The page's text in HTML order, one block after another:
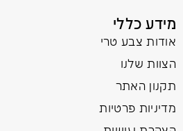
מידע כללי
אודות צבע טרי
הצוות שלנו
תקנון האתר
מדיניות פרטיות